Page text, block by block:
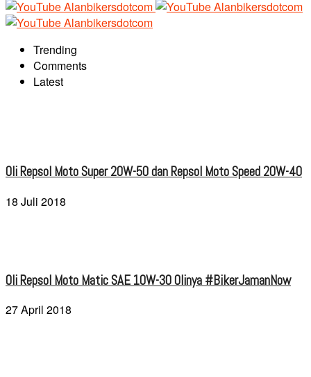
Trending
Comments
Latest
Oli Repsol Moto Super 20W-50 dan Repsol Moto Speed 20W-40
18 Juli 2018
Oli Repsol Moto Matic SAE 10W-30 Olinya #BikerJamanNow
27 April 2018